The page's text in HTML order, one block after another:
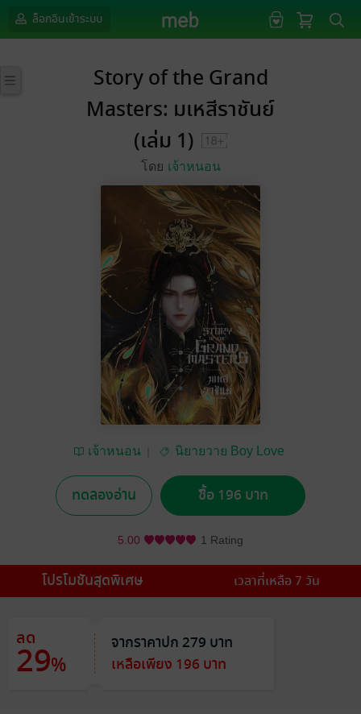
ล็อกอินเข้าระบบ
Story of the Grand
Masters: มเหสีราชันย์
(เล่ม 1)
โดย เจ้าหนอน
เจ้าหนอน
นิยายวาย Boy Love
ทดลองอ่าน ซื้อ 196 บาท
5.00 1 Rating
โปรโมชันสุดพิเศษ เวลาที่เหลือ 7 วัน
ลด
29%
จากราคาปก 279 บาท
เหลือเพียง 196 บาท